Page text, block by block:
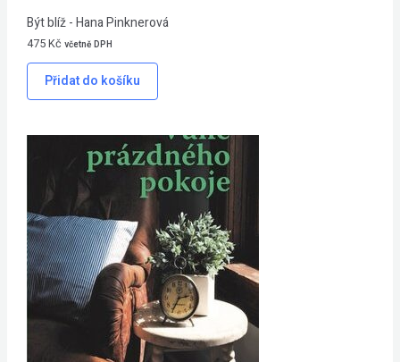
Být blíž - Hana Pinknerová
475Kč včetně DPH
Přidat do košíku